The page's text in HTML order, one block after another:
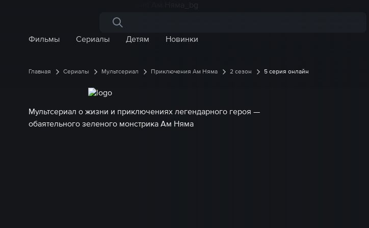
Поиск по сайту
Фильмы
Сериалы Детям Новинки
Главная Сериалы Мультсериал Приключения Ам Няма 2 сезон 5 серия онлайн
Мультсериал о жизни и приключениях легендарного героя —
обаятельного зеленого монстрика Ам Няма